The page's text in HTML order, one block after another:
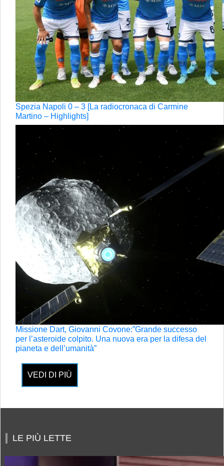
Spezia Napoli 0 – 3 [La radiocronaca di Carmine
Martino – Highlights]
Missione Dart, Giovanni Covone:”Grande successo
per l’asteroide colpito. Una nuova era per la difesa del
pianeta e dell’umanità”
VEDI DI PIÙ
LE PIÙ LETTE